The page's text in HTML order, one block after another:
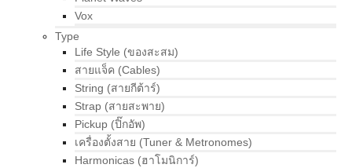
Vox
Type
Life Style (ของสะสม)
สายแจ็ค (Cables)
String (สายกีต้าร์)
Strap (สายสะพาย)
Pickup (ปิ๊กอัพ)
เครื่องตั้งสาย (Tuner & Metronomes)
Harmonicas (ฮาโมนิการ์)